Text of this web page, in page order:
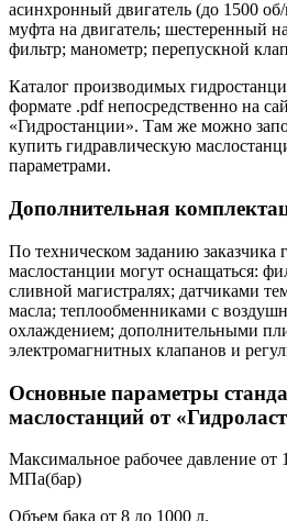
асинхронный двигатель (до 1500
муфта на двигатель; шестеренный
фильтр; манометр; перепускной
Каталог производимых
формате .pdf непосредственно на
«Гидростанции». Там же можно
купить гидравлическую
параметрами.
Дополнительная
По техническом заданию заказчика
маслостанции могут оснащаться:
сливной магистралях; датчиками
масла; теплообменниками с
охлаждением; дополнительными
электромагнитных клапанов и
Основные параметры
маслостанций от
Максимальное рабочее давление от
МПа(бар)
Объем бака от 8 до 1000 л.